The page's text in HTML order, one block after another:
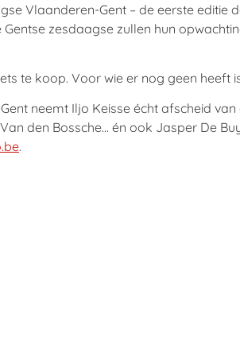
Vlaanderen-Gent – de eerste editie
zesdaagse zullen hun
te koop. Voor wie er nog geen heeft
neemt Iljo Keisse écht afscheid
den Bossche… én ook Jasper De
.